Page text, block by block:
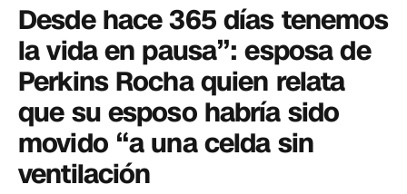
Desde hace 365 días tenemos
la vida en pausa”: esposa de
Perkins Rocha quien relata
que su esposo habría sido
movido “a una celda sin
ventilación